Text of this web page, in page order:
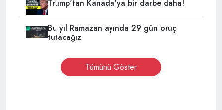
Trump'tan Kanada'ya bir darbe daha!
Bu yıl Ramazan ayında 29 gün oruç
tutacağız
Tümünü Göster